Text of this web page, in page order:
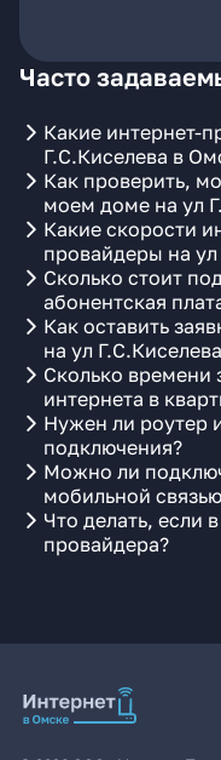
Часто
Какие интернет-
Г.С.Киселева в
Как проверить,
моем доме на ул
Какие скорости
провайдеры на
Сколько стоит
абонентская
Как оставить
на ул
Сколько времени
интернета в
Нужен ли роутер
подключения?
Можно ли
мобильной
Что делать, если
провайдера?